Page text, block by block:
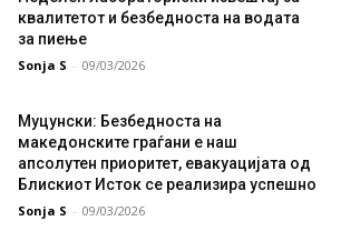
квалитетот и безбедноста на водата
за пиење
Sonja S - 09/03/2026
Муцунски: Безбедноста на
македонските граѓани е наш
апсолутен приоритет, евакуацијата од
Блискиот Исток се реализира успешно
Sonja S - 09/03/2026